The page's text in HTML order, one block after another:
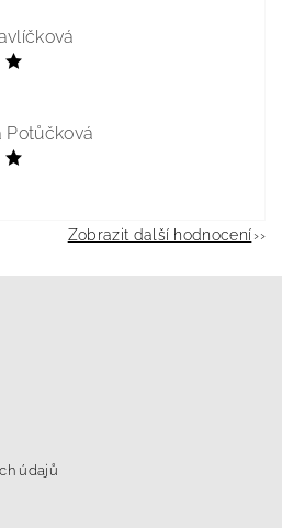
Potůčková
Zobrazit další hodnocení
údajů